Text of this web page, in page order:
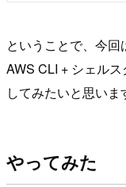
ということで、今
AWS CLI + シェル
してみたいと思いま
やってみた